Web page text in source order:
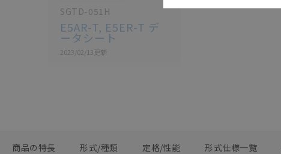
SGTD-051H
E5AR-T, E5ER-T デ
ータシート
2023/02/13更新
商品の特長 形式/種類 定格/性能 形式仕様一覧